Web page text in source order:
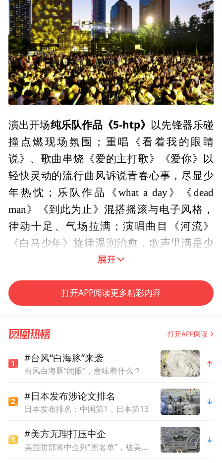
演出开场纯乐队作品《5-htp》
以先锋器乐碰
撞点燃现场氛围；重唱《看着我的眼睛
说》、歌曲串烧《爱的主打歌》《爱你》以
轻快灵动的流行曲风诉说青春心事，尽显少
年热忱；乐队作品《what a day》《dead
man》《到此为止》混搭摇滚与电子风格，
律动十足、气场拉满；演唱曲目《河流》
《白马少年》旋律温润治愈，歌声里满是少
年纯粹的理想与热忱。
《TAKARAJIMA》《Time》，乐器间默契配
合、层次分明，以纯粹的器乐律动带动全
话历史与当下，
唱跳作品《Like Jennie》则
打开APP阅读更多精彩内容
打开APP阅读
#台风“白海豚”来袭
台风白海豚“闭眼”，意味着什么？
#日本发布涉论文排名
日本发布排名：中国第1，日本第13
#美方无理打压中企
美国防部将中企列“黑名单”，被美法院驳回